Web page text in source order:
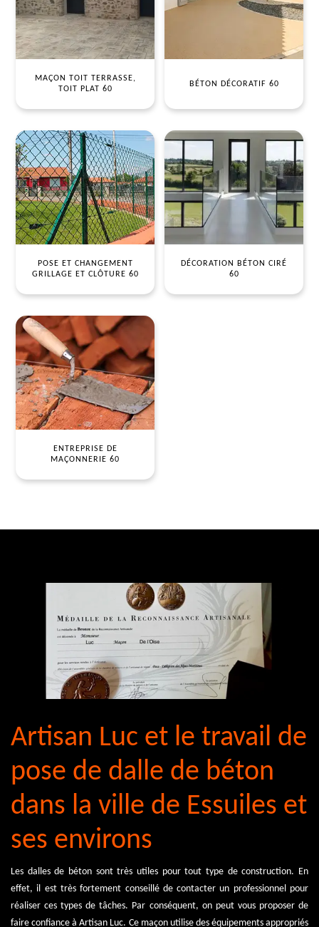
MAÇON TOIT TERRASSE,
TOIT PLAT 60
BÉTON DÉCORATIF 60
POSE ET CHANGEMENT
GRILLAGE ET CLÔTURE 60
DÉCORATION BÉTON CIRÉ
60
ENTREPRISE DE
MAÇONNERIE 60
Artisan Luc et le travail de
pose de dalle de béton
dans la ville de Essuiles et
ses environs
Les dalles de béton sont très utiles pour tout type de construction. En
effet, il est très fortement conseillé de contacter un professionnel pour
réaliser ces types de tâches. Par conséquent, on peut vous proposer de
faire confiance à Artisan Luc. Ce maçon utilise des équipements appropriés